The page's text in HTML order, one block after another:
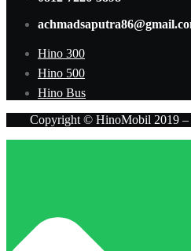
Hino 300
Hino 500
Hino Bus
Copyright © HinoMobil 2019 –